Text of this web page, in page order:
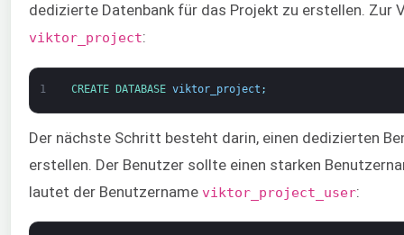
dedizierte Datenbank für das Projekt zu erstellen. Zur
viktor_project:
1 CREATE DATABASE viktor_project ;
Der nächste Schritt besteht darin, einen dedizierten
erstellen. Der Benutzer sollte einen starken
lautet der Benutzername viktor_project_user: